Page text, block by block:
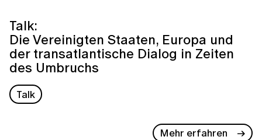
Talk:
Die Vereinigten Staaten, Europa und
der transatlantische Dialog in Zeiten
des Umbruchs
Talk
Mehr erfahren